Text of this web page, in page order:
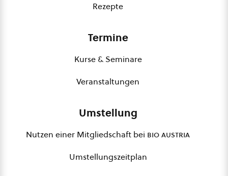
Rezepte
Termine
Kurse & Seminare
Veranstaltungen
Umstellung
Nutzen einer Mitgliedschaft bei bio austria
Umstellungszeitplan